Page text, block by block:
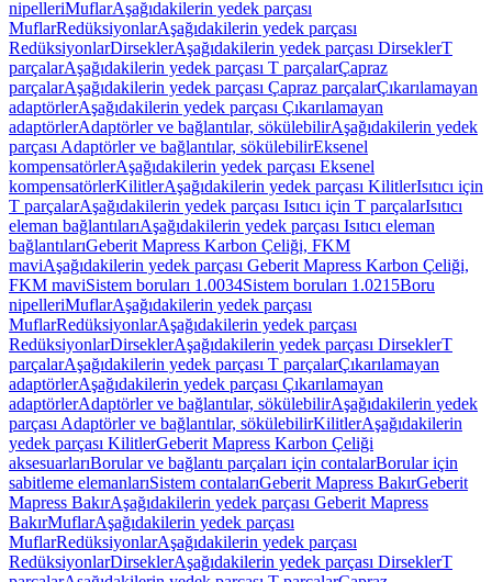
nipelleriMuflarAşağıdakilerin yedek parçası
MuflarRedüksiyonlarAşağıdakilerin yedek parçası
RedüksiyonlarDirseklerAşağıdakilerin yedek parçası DirseklerT
parçalarAşağıdakilerin yedek parçası T parçalarÇapraz
parçalarAşağıdakilerin yedek parçası Çapraz parçalarÇıkarılamayan
adaptörlerAşağıdakilerin yedek parçası Çıkarılamayan
adaptörlerAdaptörler ve bağlantılar, sökülebilirAşağıdakilerin yedek
parçası Adaptörler ve bağlantılar, sökülebilirEksenel
kompensatörlerAşağıdakilerin yedek parçası Eksenel
kompensatörlerKilitlerAşağıdakilerin yedek parçası KilitlerIsıtıcı için
T parçalarAşağıdakilerin yedek parçası Isıtıcı için T parçalarIsıtıcı
eleman bağlantılarıAşağıdakilerin yedek parçası Isıtıcı eleman
bağlantılarıGeberit Mapress Karbon Çeliği, FKM
maviAşağıdakilerin yedek parçası Geberit Mapress Karbon Çeliği,
FKM maviSistem boruları 1.0034Sistem boruları 1.0215Boru
nipelleriMuflarAşağıdakilerin yedek parçası
MuflarRedüksiyonlarAşağıdakilerin yedek parçası
RedüksiyonlarDirseklerAşağıdakilerin yedek parçası DirseklerT
parçalarAşağıdakilerin yedek parçası T parçalarÇıkarılamayan
adaptörlerAşağıdakilerin yedek parçası Çıkarılamayan
adaptörlerAdaptörler ve bağlantılar, sökülebilirAşağıdakilerin yedek
parçası Adaptörler ve bağlantılar, sökülebilirKilitlerAşağıdakilerin
yedek parçası KilitlerGeberit Mapress Karbon Çeliği
aksesuarlarıBorular ve bağlantı parçaları için contalarBorular için
sabitleme elemanlarıSistem contalarıGeberit Mapress BakırGeberit
Mapress BakırAşağıdakilerin yedek parçası Geberit Mapress
BakırMuflarAşağıdakilerin yedek parçası
MuflarRedüksiyonlarAşağıdakilerin yedek parçası
RedüksiyonlarDirseklerAşağıdakilerin yedek parçası DirseklerT